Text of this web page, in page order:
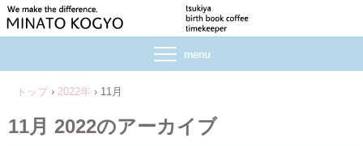
トップ › 2022年 › 11月
11月 2022のアーカイブ